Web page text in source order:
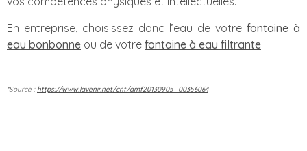
En entreprise, choisissez donc l’eau de votre fontaine à
eau bonbonne ou de votre fontaine à eau filtrante.
*Source : https://www.lavenir.net/cnt/dmf20130905_00356064